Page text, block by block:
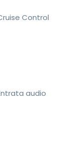
Control
audio